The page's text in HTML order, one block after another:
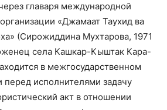
главаря международной
«Джамаат Таухид ва
(Сирожиддина Мухтарова, 1971
села Кашкар-Кыштак Кара-
в межгосударственном
перед исполнителями задачу
акт в отношении